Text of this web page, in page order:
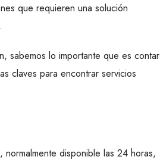
que requieren una solución
sabemos lo importante que es contar
claves para encontrar servicios
disponible las 24 horas,